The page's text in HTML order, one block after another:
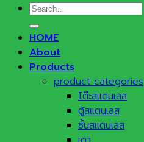
Search
for:
HOME
About
Products
product categories
โต๊ะสแตนเลส
ตู้สแตนเลส
ชั้นสแตนเลส